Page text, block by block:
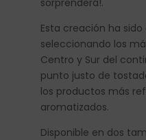
sorprenderá!.
Esta creación ha
seleccionando los
Centro y Sur del
punto justo de
los productos más
aromatizados.
Disponible en dos